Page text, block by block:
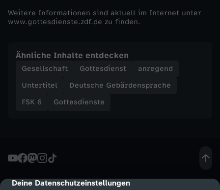
cmp-dialog-description
Deine Datenschutzeinstellungen
t
s
d
i
n
s
Weitere Informationen sind aktuell im Internet unter
www.gottesdienste.zdf.de zu finden.
Ähnliche Inhalte entdecken
Gesellschaft Gottesdienst
anregend
Untertitel
Deutsche Gebärdensprache
FSK 6
Gottesdienste